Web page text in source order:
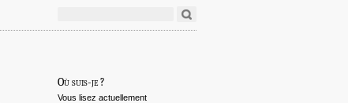
Où suis-je ?
Vous lisez actuellement